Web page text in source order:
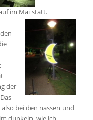
im Mai statt.
der
bei den nassen und